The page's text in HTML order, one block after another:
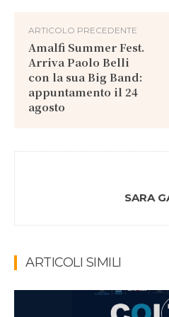
ARTICOLO PRECEDENTE
Amalfi Summer Fest.
Arriva Paolo Belli
con la sua Big Band:
appuntamento il 24
agosto
SARA
ARTICOLI SIMILI